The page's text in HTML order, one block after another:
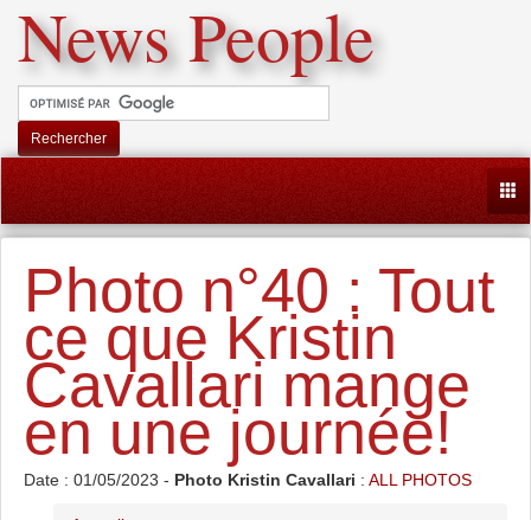
News People
Rechercher
Photo n°40 : Tout
ce que Kristin
Cavallari mange
en une journée!
Date : 01/05/2023 - Photo Kristin Cavallari : ALL PHOTOS